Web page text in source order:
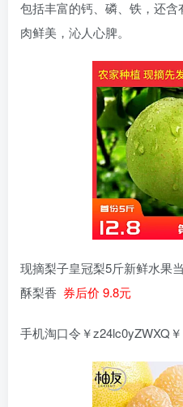
包括丰富的钙、磷、铁，还
肉鲜美，沁人心脾。
现摘梨子皇冠梨5斤新鲜水果
酥梨香 券后价 9.8元
手机淘口令￥z24lc0yZWXQ￥